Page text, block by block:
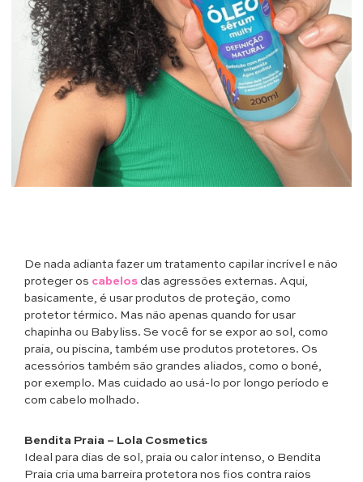
De nada adianta fazer um tratamento capilar incrível e não
proteger os cabelos das agressões externas. Aqui,
basicamente, é usar produtos de proteção, como
protetor térmico. Mas não apenas quando for usar
chapinha ou Babyliss. Se você for se expor ao sol, como
praia, ou piscina, também use produtos protetores. Os
acessórios também são grandes aliados, como o boné,
por exemplo. Mas cuidado ao usá-lo por longo período e
com cabelo molhado.
Bendita Praia – Lola Cosmetics
Ideal para dias de sol, praia ou calor intenso, o Bendita
Praia cria uma barreira protetora nos fios contra raios